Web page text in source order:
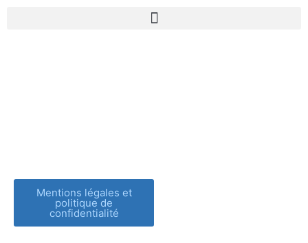
Mentions légales et
politique de
confidentialité